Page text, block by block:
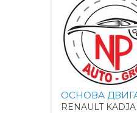
ОСНОВА
RENAULT